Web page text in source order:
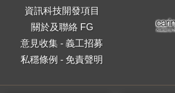
資訊科技開發項目
關於及聯絡 FG
意見收集 -義工招募
私穩條例 - 免責聲明